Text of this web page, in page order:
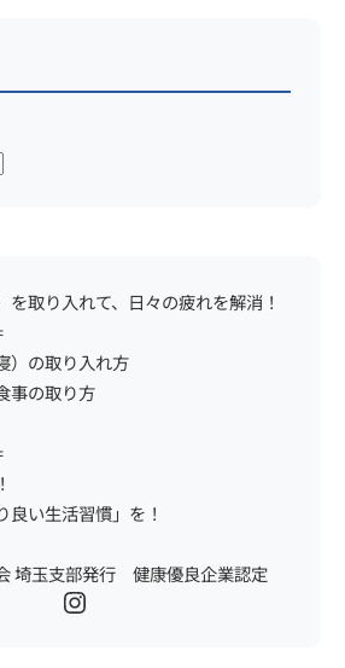
を取り入れて、日々の疲れを解消！
）の取り入れ方
事の取り方
い生活習慣」を！
埼玉支部発行 健康優良企業認定
Instagram